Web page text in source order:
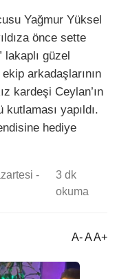
Yağmur Yüksel
önce sette
lakaplı güzel
arkadaşlarının
kardeşi Ceylan’ın
yapıldı.
hediye
-
3 dk
okuma
A- A A+